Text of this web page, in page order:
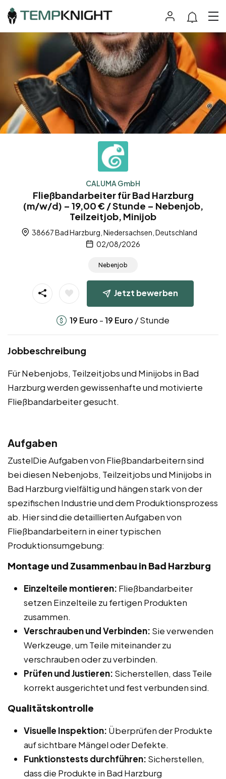
CALUMA GmbH
Fließbandarbeiter für Bad Harzburg
(m/w/d) – 19,00 € / Stunde – Nebenjob,
Teilzeitjob, Minijob
38667 Bad Harzburg, Niedersachsen, Deutschland
02/08/2026
Nebenjob
Jetzt bewerben
19 Euro -19 Euro / Stunde
Jobbeschreibung
Für Nebenjobs, Teilzeitjobs und Minijobs in Bad
Harzburg werden gewissenhafte und motivierte
Fließbandarbeiter gesucht.
Aufgaben
ZustelDie Aufgaben von Fließbandarbeitern sind
bei diesen Nebenjobs, Teilzeitjobs und Minijobs in
Bad Harzburg vielfältig und hängen stark von der
spezifischen Industrie und dem Produktionsprozess
ab. Hier sind die detaillierten Aufgaben von
Fließbandarbeitern in einer typischen
Produktionsumgebung:
Montage und Zusammenbau in Bad Harzburg
Einzelteile montieren: Fließbandarbeiter
setzen Einzelteile zu fertigen Produkten
zusammen.
Verschrauben und Verbinden: Sie verwenden
Werkzeuge, um Teile miteinander zu
verschrauben oder zu verbinden.
Prüfen und Justieren: Sicherstellen, dass Teile
korrekt ausgerichtet und fest verbunden sind.
Qualitätskontrolle
Visuelle Inspektion: Überprüfen der Produkte
auf sichtbare Mängel oder Defekte.
Funktionstests durchführen: Sicherstellen,
dass die Produkte in Bad Harzburg